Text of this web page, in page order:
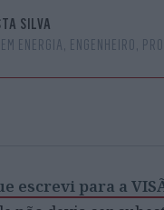
SILVA
ENERGIA, ENGENHEIRO,
escrevi para a